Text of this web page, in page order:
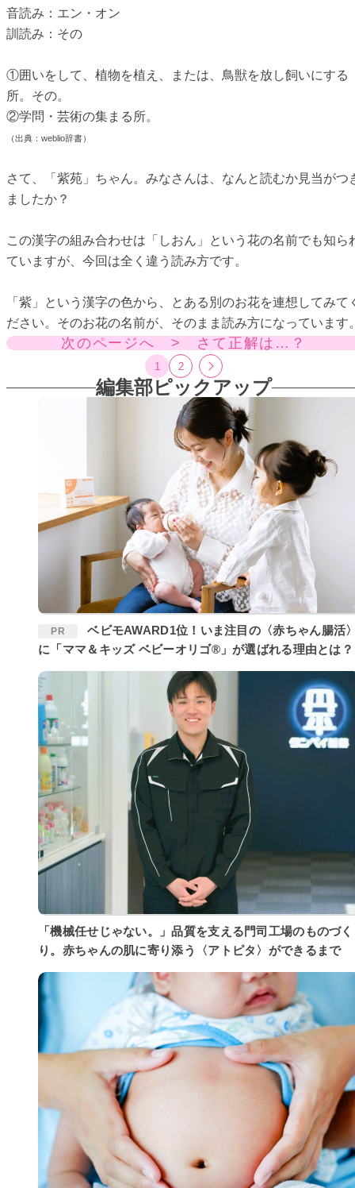
音読み：エン・オン
訓読み：その
①囲いをして、植物を植え、または、鳥獣を放し飼いにする
所。その。
②学問・芸術の集まる所。
（出典：weblio辞書）
さて、「紫苑」ちゃん。みなさんは、なんと読むか見当がつ
ましたか？
この漢字の組み合わせは「しおん」という花の名前でも知ら
ていますが、今回は全く違う読み方です。
「紫」という漢字の色から、とある別のお花を連想してみて
ださい。そのお花の名前が、そのまま読み方になっています
次のページへ > さて正解は…？
1 2
編集部ピックアップ
PR
ベビモAWARD1位！いま注目の〈赤ちゃん腸活〉
に「ママ＆キッズ ベビーオリゴ®」が選ばれる理由とは？
「機械任せじゃない。」品質を支える門司工場のものづく
り。赤ちゃんの肌に寄り添う〈アトピタ〉ができるまで